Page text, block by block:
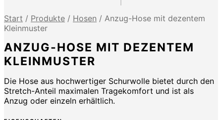
Start / Produkte / Hosen / Anzug-Hose mit dezentem
Kleinmuster
ANZUG-HOSE MIT DEZENTEM
KLEINMUSTER
Die Hose aus hochwertiger Schurwolle bietet durch den
Stretch-Anteil maximalen Tragekomfort und ist als
Anzug oder einzeln erhältlich.